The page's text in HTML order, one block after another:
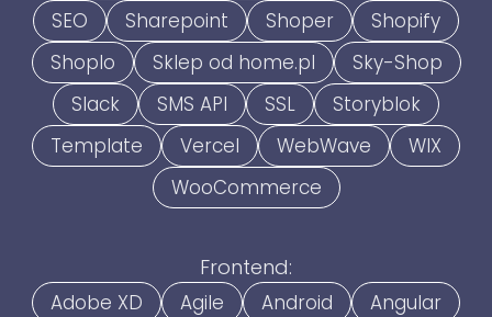
SEO
Sharepoint Shoper
Shopify
Shoplo
Sklep od home.pl
Sky-Shop
Slack
SMS API SSL
Storyblok
Template
Vercel WebWave
WIX
WooCommerce
Frontend:
Adobe XD Agile Android
Angular